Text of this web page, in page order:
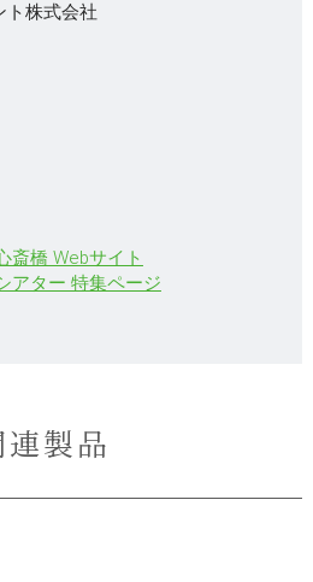
ト株式会社
斎橋 Webサイト
アター 特集ページ
連製品